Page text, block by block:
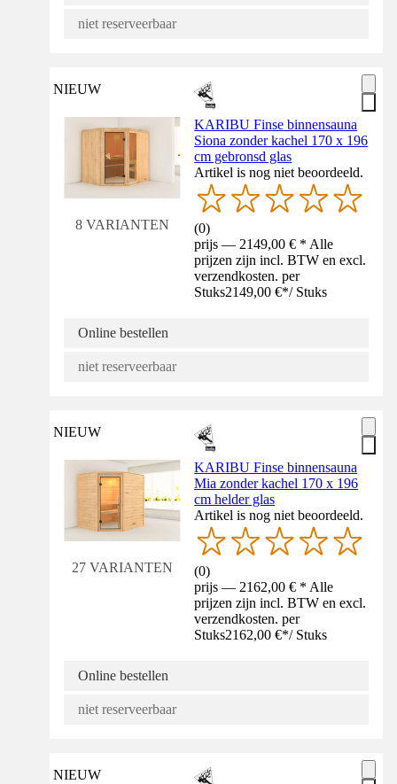
niet reserveerbaar
NIEUW
8 VARIANTEN
KARIBU Finse binnensauna
Siona zonder kachel 170 x 196
cm gebronsd glas
Artikel is nog niet beoordeeld.
(0)
prijs — 2149,00 € * Alle
prijzen zijn incl. BTW en excl.
verzendkosten. per
Stuks2149,00 €*/ Stuks
Online bestellen
niet reserveerbaar
NIEUW
27 VARIANTEN
KARIBU Finse binnensauna
Mia zonder kachel 170 x 196
cm helder glas
Artikel is nog niet beoordeeld.
(0)
prijs — 2162,00 € * Alle
prijzen zijn incl. BTW en excl.
verzendkosten. per
Stuks2162,00 €*/ Stuks
Online bestellen
niet reserveerbaar
NIEUW